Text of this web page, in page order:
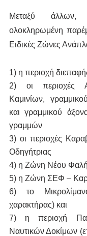
Μεταξύ άλλων,
ολοκληρωμένη
Ειδικές Ζώνες
1) η περιοχή
2) οι περιοχές
Καμινίων,
και γραμμικού
γραμμών
3) οι περιοχές
Οδηγήτριας
4) η Ζώνη Νέου
5) η Ζώνη ΣΕΦ –
6) το
χαρακτήρας) και
7) η περιοχή
Ναυτικών Δοκίμων